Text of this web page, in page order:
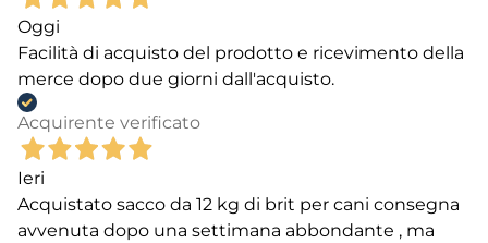
Oggi
Facilità di acquisto del prodotto e ricevimento della
merce dopo due giorni dall'acquisto.
Acquirente verificato
Ieri
Acquistato sacco da 12 kg di brit per cani consegna
avvenuta dopo una settimana abbondante , ma